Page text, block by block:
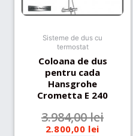
Sisteme de dus cu
termostat
Coloana de dus
pentru cada
Hansgrohe
Crometta E 240
3.984,00lei
2.800,00 lei